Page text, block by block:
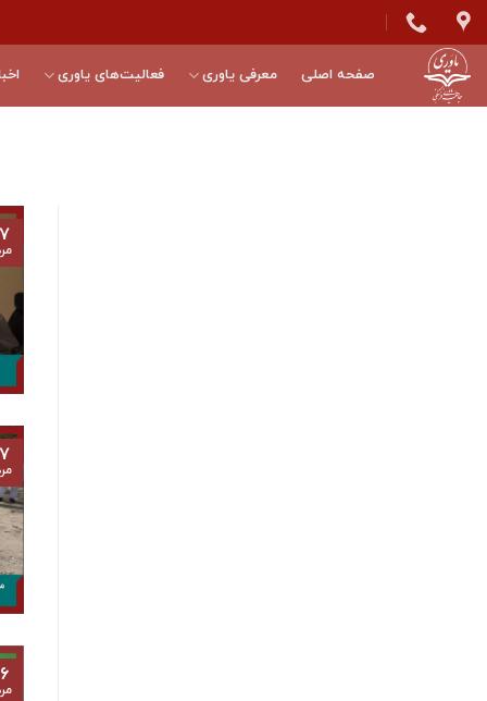
Skip
to
content
صفحه اصلی معرفی یاوری فعالیت‌های یاوری